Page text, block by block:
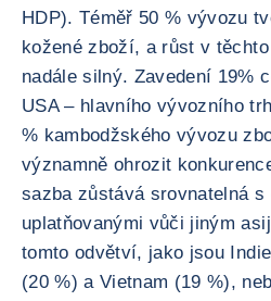
HDP). Téměř 50 % vývozu
kožené zboží, a růst v
nadále silný. Zavedení 19%
USA – hlavního vývozního
% kambodžského vývozu
významně ohrozit
sazba zůstává srovnatelná s
uplatňovanými vůči jiným
tomto odvětví, jako jsou
(20 %) a Vietnam (19 %),